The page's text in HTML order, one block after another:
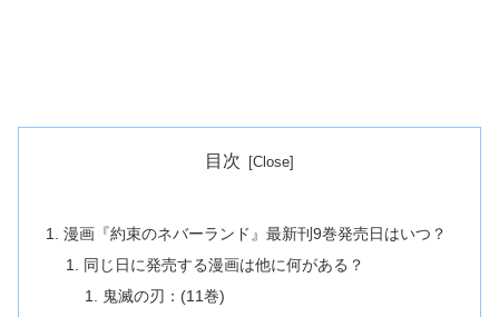
目次
漫画『約束のネバーランド』最新刊9巻発売日はいつ？
同じ日に発売する漫画は他に何がある？
鬼滅の刃：(11巻)